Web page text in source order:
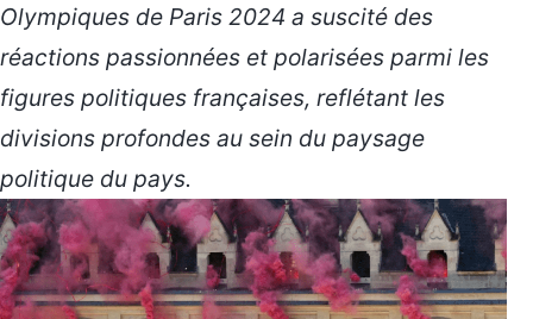
Olympiques de Paris 2024 a suscité des
réactions passionnées et polarisées parmi les
figures politiques françaises, reflétant les
divisions profondes au sein du paysage
politique du pays.